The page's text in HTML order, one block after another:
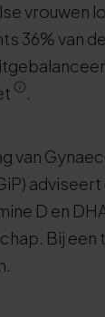
vrouwen
36% van
.
van
D en
Bij